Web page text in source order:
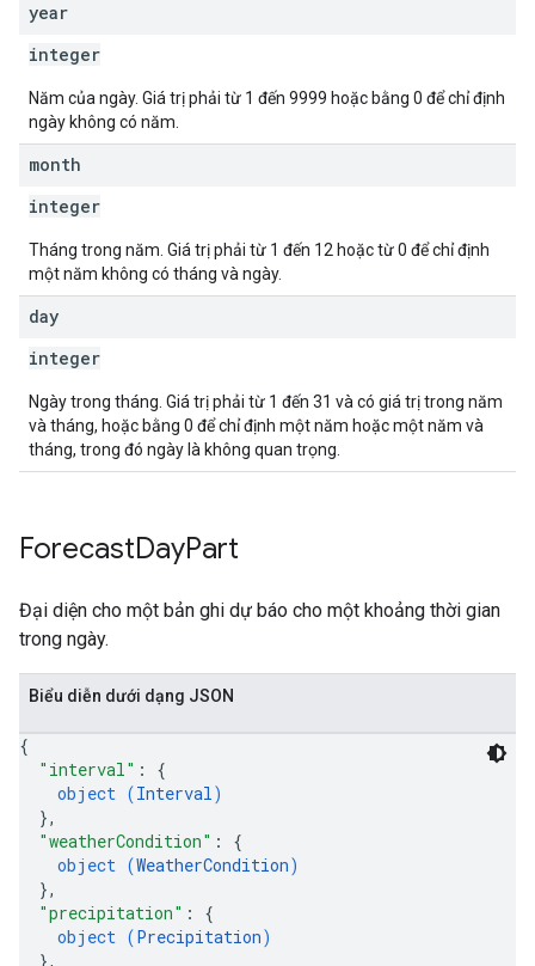
year
integer
Năm của ngày. Giá trị phải từ 1 đến 9999 hoặc bằng 0 để chỉ định
ngày không có năm.
month
integer
Tháng trong năm. Giá trị phải từ 1 đến 12 hoặc từ 0 để chỉ định
một năm không có tháng và ngày.
day
integer
Ngày trong tháng. Giá trị phải từ 1 đến 31 và có giá trị trong năm
và tháng, hoặc bằng 0 để chỉ định một năm hoặc một năm và
tháng, trong đó ngày là không quan trọng.
ForecastDayPart
Đại diện cho một bản ghi dự báo cho một khoảng thời gian
trong ngày.
Biểu diễn dưới dạng JSON
{
"interval" : {
object (Interval)
},
"weatherCondition" : {
object (WeatherCondition)
},
"precipitation" : {
object (Precipitation)
},